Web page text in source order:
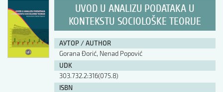
UVOD U ANALIZU PODATAKA U
KONTEKSTU SOCIOLOŠKE TEORIJE
АУТОР / AUTHOR
Gorana Đorić, Nenad Popović
UDK
303.732.2:316(075.8)
ISBN